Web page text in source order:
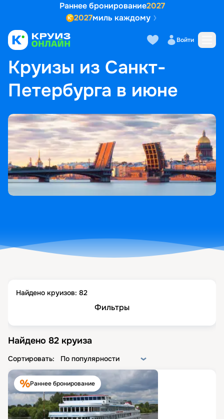
Раннее бронирование2027
2027миль каждому
Войти
ГЛАВНАЯ • ПОПУЛЯРНЫЕ НАПРАВЛЕНИЯ
КРУИЗЫ ИЗ САНКТ-ПЕТЕРБУРГА В ИЮНЕ
Круизы из Санкт-
Петербурга в июне
Найдено круизов: 82
Фильтры
Найдено 82 круиза
Сортировать: По популярности
Раннее бронирование